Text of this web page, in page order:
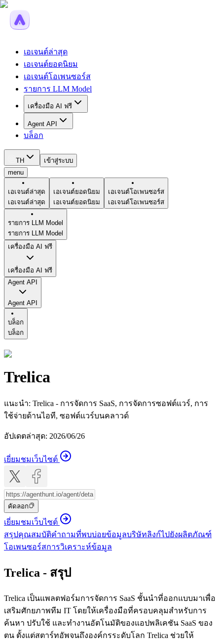
เอเจนต์ล่าสุด
เอเจนต์ยอดนิยม
เอเจนต์โอเพนซอร์ส
รายการ LLM Model
เครื่องมือ AI ฟรี
Agent API
บล็อก
TH
เข้าสู่ระบบ
menu
เอเจนต์ล่าสุด
เอเจนต์ล่าสุด
เอเจนต์ยอดนิยม
เอเจนต์ยอดนิยม
เอเจนต์โอเพนซอร์ส
เอเจนต์โอเพนซอร์ส
รายการ LLM Model
รายการ LLM Model
เครื่องมือ AI ฟรี
เครื่องมือ AI ฟรี
Agent API
Agent API
บล็อก
บล็อก
Trelica
แนะนำ: Trelica - การจัดการ SaaS, การจัดการซอฟต์แวร์, การ
ใช้จ่ายด้านไอที, ซอฟต์แวร์บนคลาวด์
อัปเดตล่าสุด: 2026/06/26
เยี่ยมชมเว็บไซต์
คัดลอก
เยี่ยมชมเว็บไซต์
สรุปคุณสมบัติคำถามที่พบบ่อยข้อมูลบริษัทลิงก์ไปยังผลิตภัณฑ์
โอเพนซอร์สการวิเคราะห์ข้อมูล
Trelica - สรุป
Trelica เป็นแพลตฟอร์มการจัดการ SaaS ชั้นนำที่ออกแบบมาเพื่อ
เสริมศักยภาพทีม IT โดยให้เครื่องมือที่ครอบคลุมสำหรับการ
ค้นหา ปรับใช้ และทำงานอัตโนมัติของแอปพลิเคชัน SaaS ของ
ตน ตั้งแต่สตาร์ทอัพจนถึงองค์กรระดับโลก Trelica ช่วยให้